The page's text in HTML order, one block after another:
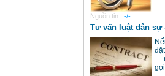
Nguồn tin : -/-
Tư vấn luật dân sự
…